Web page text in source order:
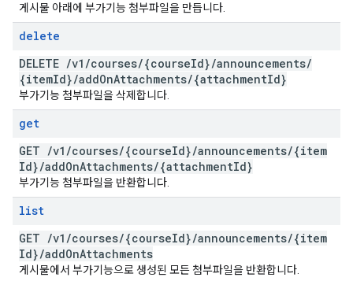
게시물 아래에 부가기능 첨부파일을 만듭니다.
delete
DELETE /v1 /courses/{courseId}/announcements/
{itemId}/addOnAttachments/{attachmentId}
부가기능 첨부파일을 삭제합니다.
get
GET /v1 /courses/{courseId}/announcements/{item
Id}/addOnAttachments/{attachmentId}
부가기능 첨부파일을 반환합니다.
list
GET /v1 /courses/{courseId}/announcements/{item
Id}/addOnAttachments
게시물에서 부가기능으로 생성된 모든 첨부파일을 반환합니다.